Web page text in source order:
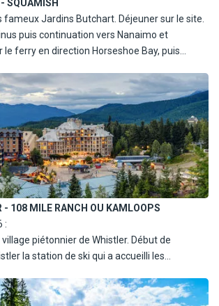
SQUAMISH
fameux Jardins Butchart. Déjeuner sur le site.
puis continuation vers Nanaimo et
ferry en direction Horseshoe Bay, puis
scéniques de l'Ouest canadien, entre mer et
chutes Shannon, hautes de 335 m.
Diner libre. Nuit à Squamish.
- 108 MILE RANCH OU KAMLOOPS
:
piétonnier de Whistler. Début de
la station de ski qui a accueilli les
Cache Creek et Lillooett, le kilomètre zéro
vers l'or du Klondike. Déjeuner (en pension